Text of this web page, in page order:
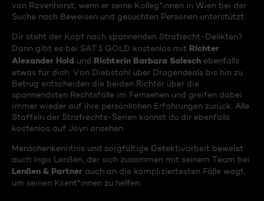
von Ravenhorst, wenn er seine Kolleg*innen in Wien bei der
Suche nach Beweisen und gesuchten Personen unterstützt.
Dir steht der Kopf nach spannenden Strafrecht-Delikten?
Dann gibt es bei SAT.1 GOLD kostenlos mit Richter
Alexander Hold und Richterin Barbara Salesch ebenfalls
etwas für dich. Von Diebstahl über Drogendeals bis hin zu
Betrug entscheiden die beiden Richter über die
spannendsten Rechtsfälle im Fernsehen und greifen dabei
immer wieder auf ihre persönlichen Erfahrungen zurück. Alle
Staffeln der Strafrechts-Serien kannst du dir ebenfalls
kostenlos auf Joyn ansehen.
Menschenkenntnis und sorgfältige Detektivarbeit beweist
auch Ingo Lenßen, der sich zusammen mit seinem Team bei
Lenßen & Partner auch an die kompliziertesten Fälle wagt,
um seinen Klient*innen zu helfen.